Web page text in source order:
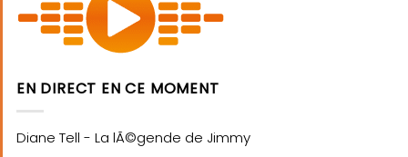
EN DIRECT EN CE MOMENT